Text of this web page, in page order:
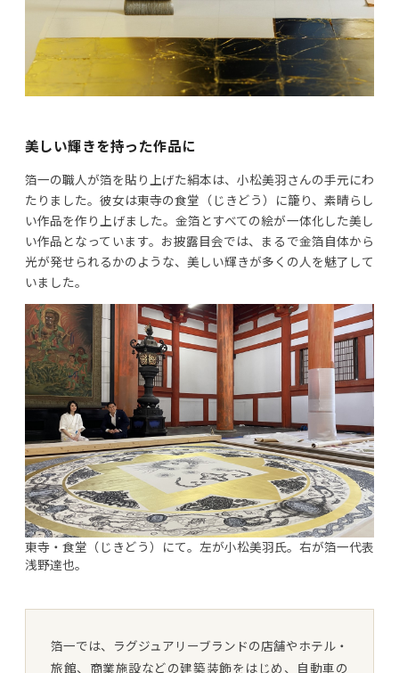
美しい輝きを持った作品に
箔一の職人が箔を貼り上げた絹本は、小松美羽さんの手元にわ
たりました。彼女は東寺の食堂（じきどう）に籠り、素晴らし
い作品を作り上げました。金箔とすべての絵が一体化した美し
い作品となっています。お披露目会では、まるで金箔自体から
光が発せられるかのような、美しい輝きが多くの人を魅了して
いました。
東寺・食堂（じきどう）にて。左が小松美羽氏。右が箔一代表
浅野達也。
箔一では、ラグジュアリーブランドの店舗やホテル・
旅館、商業施設などの建築装飾をはじめ、自動車の